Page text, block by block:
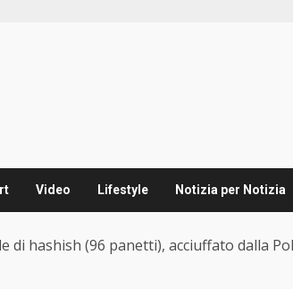
Video Lifestyle Notizia per Notizia
di hashish (96 panetti), acciuffato dalla